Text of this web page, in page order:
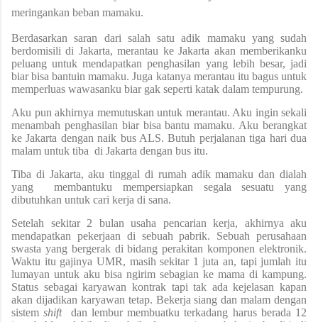
meringankan beban mamaku.
Berdasarkansaran dari salah satu adik mamaku yang sudah
berdomisili di Jakarta,merantau ke Jakarta akan memberikanku
peluang untuk mendapatkan penghasilan yang lebih besar, jadi
biar bisa bantuin mamaku. Juga katanya merantau itu bagus untuk
memperluas wawasanku biar gak seperti katak dalam tempurung.
Aku pun akhirnya memutuskan untuk merantau. Aku ingin sekali
menambah penghasilan biar bisa bantu mamaku. Aku berangkat
ke Jakarta dengan naik bus ALS. Butuh perjalanan tiga hari dua
malam untuk tiba di Jakarta dengan bus itu.
Tiba di Jakarta, aku tinggal di rumah adik mamaku dan dialah
yang
membantuku mempersiapkan segala sesuatu yang
dibutuhkan untuk cari kerja di sana.
Setelah sekitar 2 bulan usaha pencarian kerja, akhirnya aku
mendapatkan pekerjaan di sebuah pabrik. Sebuah perusahaan
swasta yang bergerak di bidangperakitan komponenelektronik.
Waktu itu gajinya UMR, masih sekitar 1 juta an, tapi jumlah itu
lumayan untuk aku bisa ngirim sebagian ke mama di kampung.
Status sebagai karyawan kontrak tapi tak ada kejelasan kapan
akan dijadikan karyawan tetap. Bekerja siang dan malam dengan
sistemshift
dan lembur membuatku terkadang harus berada 12